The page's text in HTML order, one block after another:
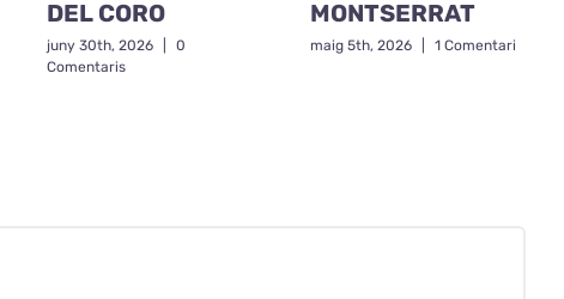
DEL CORO
juny 30th, 2026
0
Comentaris
MONTSERRAT
maig 5th, 2026 1 Comentari